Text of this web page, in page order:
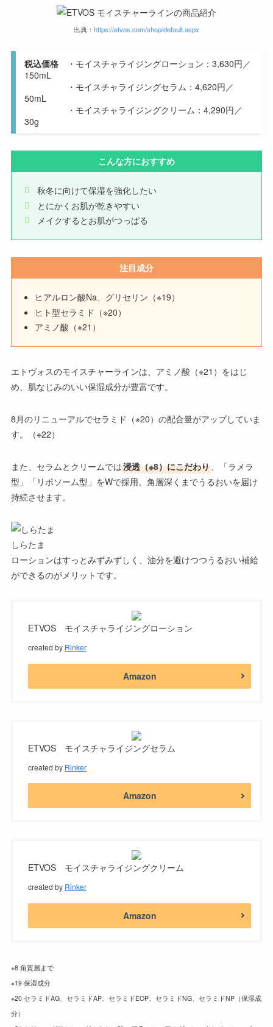
出典： https://etvos.com/shop/default.aspx
税込価格・モイスチャライジングローション：3,630円／
150mL
・モイスチャライジングセラム：4,620円／
50mL
・モイスチャライジングクリーム：4,290円／
30g
こんな方におすすめ
秋冬に向けて保湿を強化したい
とにかくお肌が乾きやすい
メイクするとお肌がつっぱる
注目成分
ヒアルロン酸Na、グリセリン（※19）
ヒト型セラミド（※20）
アミノ酸（※21）
エトヴォスのモイスチャーラインは、アミノ酸（※21）をはじ
め、肌なじみのいい保湿成分が豊富です。
8月のリニューアルでセラミド（※20）の配合量がアップしていま
す。（※22）
また、セラムとクリームでは浸透（※8）にこだわり、「ラメラ
型」「リポソーム型」をWで採用。角層深くまでうるおいを届け
持続させます。
しらたま
ローションはすっとみずみずしく、油分を避けつつうるおい補給
ができるのがメリットです。
ETVOS モイスチャライジングローション
created by Rinker
Amazon
ETVOS モイスチャライジングセラム
created by Rinker
Amazon
ETVOS モイスチャライジングクリーム
created by Rinker
Amazon
※8 角質層まで
※19 保湿成分
※20 セラミドAG、セラミドAP、セラミドEOP、セラミドNG、セラミドNP（保湿成
分）